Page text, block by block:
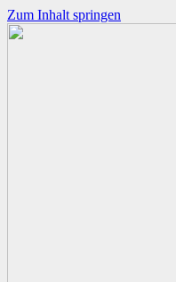
Zum Inhalt springen